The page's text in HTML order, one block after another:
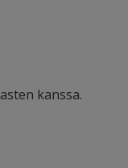
kanssa.